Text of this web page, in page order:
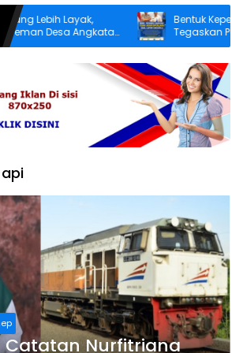
Layak,
Desa Angkatan
Jalan Rusak
Bentuk Kepedulian
Tegaskan Pecandu
Sukarela Tidak akan
Catatan Nurfitriana